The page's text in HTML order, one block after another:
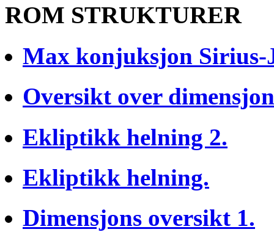
ROM STRUKTURER
Max konjuksjon Sirius-
Oversikt over
Ekliptikk helning 2.
Ekliptikk helning.
Dimensjons oversikt 1.